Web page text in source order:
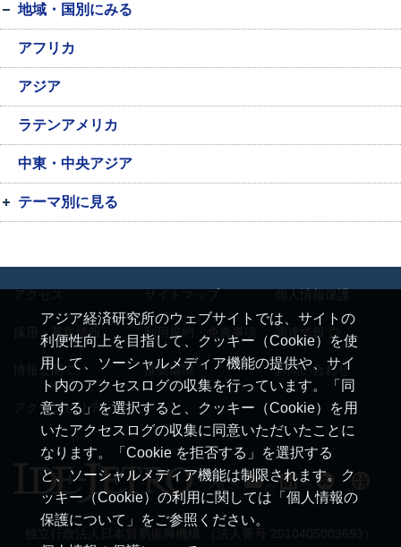
地域・国別にみる
アフリカ
アジア
ラテンアメリカ
中東・中央アジア
テーマ別に見る
アジア経済研究所のウェブサイトでは、サイトの
利便性向上を目指して、クッキー（Cookie）を使
用して、ソーシャルメディア機能の提供や、サイ
ト内のアクセスログの収集を行っています。「同
意する」を選択すると、クッキー（Cookie）を用
いたアクセスログの収集に同意いただいたことに
なります。「Cookie を拒否する」を選択する
と、ソーシャルメディア機能は制限されます。ク
ッキー（Cookie）の利用に関しては「個人情報の
保護について」をご参照ください。
採用・募集情報 利用規約・免責事項 調達情報
情報公開 推奨環境 お問い合わせ
アクセシビリティ